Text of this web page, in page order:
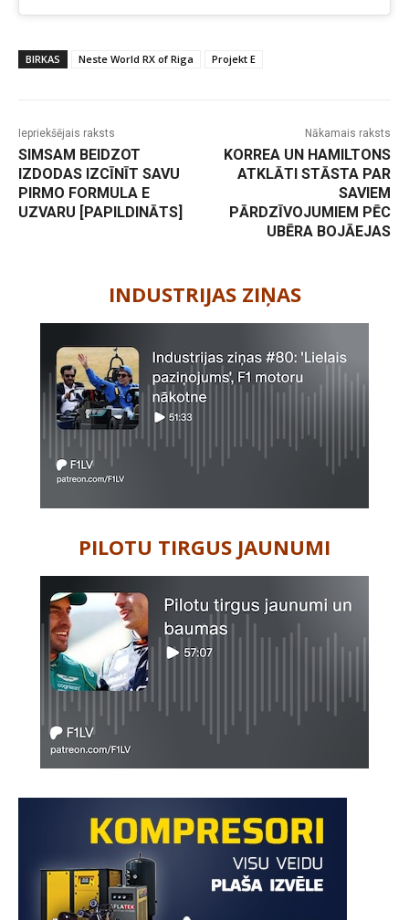
BIRKAS Neste World RX of Riga Projekt E
Iepriekšējais raksts
SIMSAM BEIDZOT
IZDODAS IZCĪNĪT SAVU
PIRMO FORMULA E
UZVARU [PAPILDINĀTS]
Nākamais raksts
KORREA UN HAMILTONS
ATKLĀTI STĀSTA PAR
SAVIEM
PĀRDZĪVOJUMIEM PĒC
UBĒRA BOJĀEJAS
INDUSTRIJAS ZIŅAS
PILOTU TIRGUS JAUNUMI